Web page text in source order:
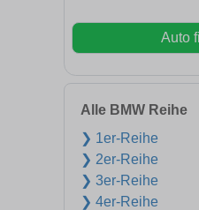
Auto
Alle BMW Reihe
❯ 1er-Reihe
❯ 2er-Reihe
❯ 3er-Reihe
❯ 4er-Reihe